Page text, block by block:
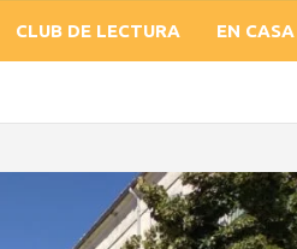
CLUB DE LECTURA EN CASA